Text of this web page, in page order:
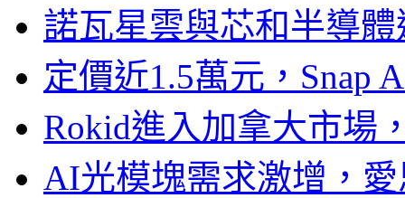
諾瓦星雲與芯和半導
定價近1.5萬元，Snap
Rokid進入加拿大市場
AI光模塊需求激增，